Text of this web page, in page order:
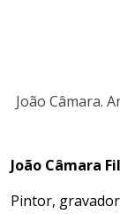
João Câmara.
João Câmara
Pintor,